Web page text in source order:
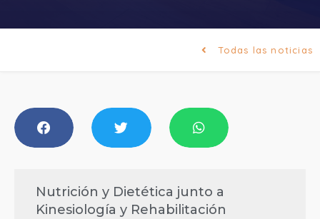
Todas las noticias
Nutrición y Dietética junto a
Kinesiología y Rehabilitación